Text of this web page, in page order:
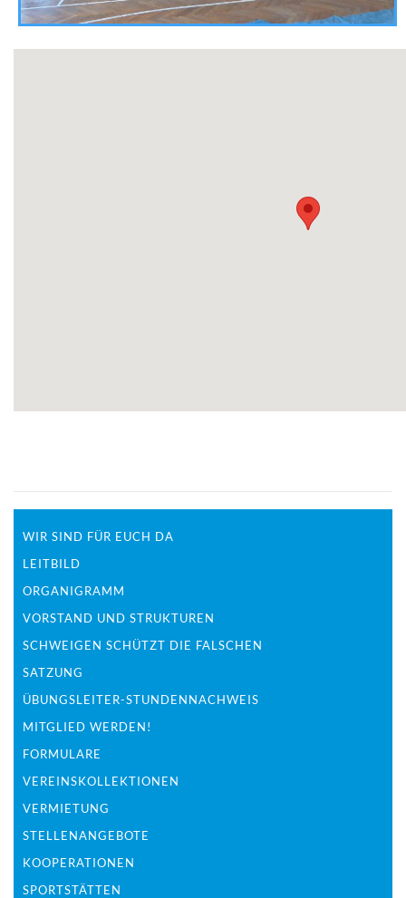
WIR SIND FÜR EUCH DA
LEITBILD
ORGANIGRAMM
VORSTAND UND STRUKTUREN
SCHWEIGEN SCHÜTZT DIE FALSCHEN
SATZUNG
ÜBUNGSLEITER-STUNDENNACHWEIS
MITGLIED WERDEN!
FORMULARE
VEREINSKOLLEKTIONEN
VERMIETUNG
STELLENANGEBOTE
KOOPERATIONEN
SPORTSTÄTTEN